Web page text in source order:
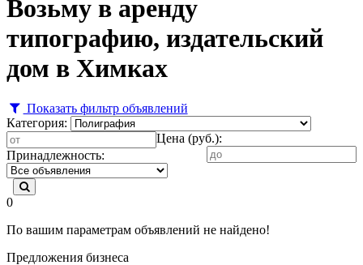
Возьму в аренду
типографию, издательский
дом в Химках
Показать фильтр объявлений
Категория:
Цена (руб.):
Принадлежность:
0
По вашим параметрам объявлений не найдено!
Предложения бизнеса